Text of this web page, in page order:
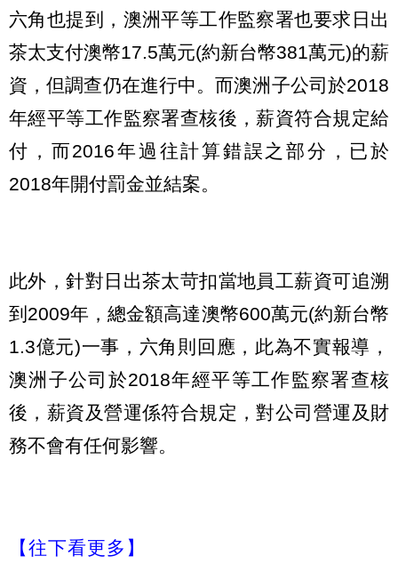
六角也提到，澳洲平等工作監察署也要求日出
茶太支付澳幣17.5萬元(約新台幣381萬元)的薪
資，但調查仍在進行中。而澳洲子公司於2018
年經平等工作監察署查核後，薪資符合規定給
付，而2016年過往計算錯誤之部分，已於
2018年開付罰金並結案。
此外，針對日出茶太苛扣當地員工薪資可追溯
到2009年，總金額高達澳幣600萬元(約新台幣
1.3億元)一事，六角則回應，此為不實報導，
澳洲子公司於2018年經平等工作監察署查核
後，薪資及營運係符合規定，對公司營運及財
務不會有任何影響。
【往下看更多】